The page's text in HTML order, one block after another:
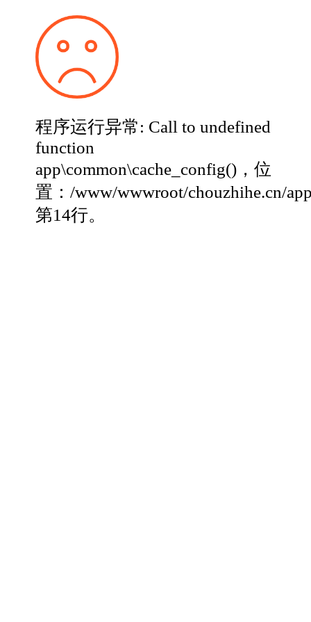
程序运行异常: Call to undefined
function
app\common\cache_config()，位
置：/www/wwwroot/chouzhihe.cn/
第14行。